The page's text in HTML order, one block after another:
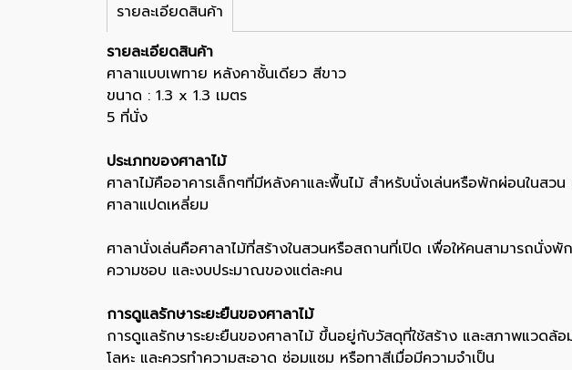
รายละเอียดสินค้า
รายละเอียดสินค้า
ศาลาแบบเพทาย หลังคาชั้นเดียว สีขาว
ขนาด : 1.3 x 1.3 เมตร
5 ที่นั่ง
ประเภทของศาลาไม้
ศาลาไม้คืออาคารเล็กๆที่มีหลังคาและพื้นไม้ สำหรับนั่งเล่นหรือพักผ่อนในส
ศาลาแปดเหลี่ยม
ศาลานั่งเล่นคือศาลาไม้ที่สร้างในสวนหรือสถานที่เปิด เพื่อให้คนสามารถนั่
ความชอบ และงบประมาณของแต่ละคน
การดูแลรักษาระยะยืนของศาลาไม้
การดูแลรักษาระยะยืนของศาลาไม้ ขึ้นอยู่กับวัสดุที่ใช้สร้าง และสภาพแวด
โลหะ และควรทำความสะอาด ซ่อมแซม หรือทาสีเมื่อมีความจำเป็น